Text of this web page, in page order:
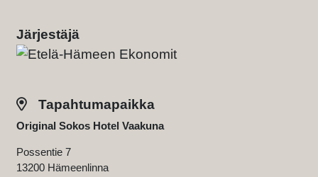
Järjestäjä
Tapahtumapaikka
Original Sokos Hotel Vaakuna
Possentie 7
13200 Hämeenlinna